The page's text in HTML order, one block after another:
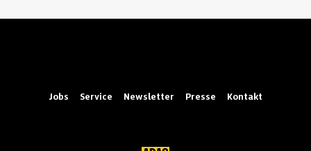
Jobs Service Newsletter Presse Kontakt